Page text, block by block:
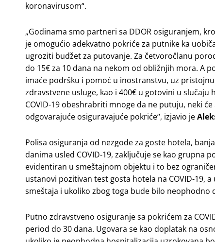
koronavirusom“.
„Godinama smo partneri sa DDOR osiguranjem,
je omogućio adekvatno pokriće za putnike ka
ugroziti budžet za putovanje. Za četvoročlanu
do 15€ za 10 dana na nekom od obližnjih mora. A
imaće podršku i pomoć u inostranstvu, uz
zdravstvene usluge, kao i 400€ u gotovini u
COVID-19 obeshrabriti mnoge da ne putuju, neki
odgovarajuće osiguravajuće pokriće“, izjavio je
Polisa osiguranja od nezgode za goste hotela,
danima usled COVID-19, zaključuje se kao grupna
evidentiran u smeštajnom objektu i to bez
ustanovi pozitivan test gosta hotela na COVID-19,
smeštaja i ukoliko zbog toga bude bilo neophodno
Putno zdravstveno osiguranje sa pokrićem za
period do 30 dana. Ugovara se kao doplatak na